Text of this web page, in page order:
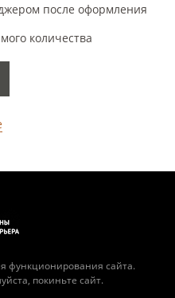
после оформления
количества
функционирования сайта.
покиньте сайт.